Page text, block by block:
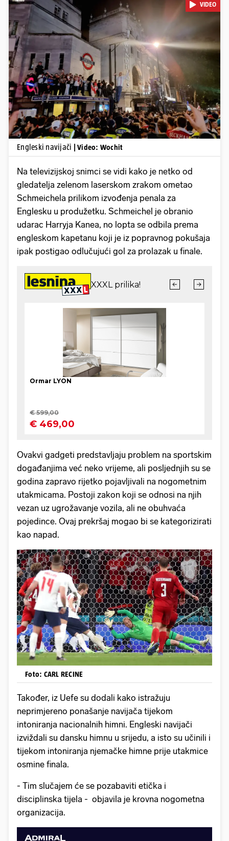
Pokretanje videa...
VIDEO
Engleski navijači | Video: Wochit
Na televizijskoj snimci se vidi kako je netko od
gledatelja zelenom laserskom zrakom ometao
Schmeichela prilikom izvođenja penala za
Englesku u produžetku. Schmeichel je obranio
udarac Harryja Kanea, no lopta se odbila prema
engleskom kapetanu koji je iz popravnog pokušaja
ipak postigao odlučujući gol za prolazak u finale.
Ovakvi gadgeti predstavljaju problem na sportskim
događanjima već neko vrijeme, ali posljednjih su se
godina zapravo rijetko pojavljivali na nogometnim
utakmicama. Postoji zakon koji se odnosi na njih
vezan uz ugrožavanje vozila, ali ne obuhvaća
pojedince. Ovaj prekršaj mogao bi se kategorizirati
kao napad.
Foto: CARL RECINE
Također, iz Uefe su dodali kako istražuju
neprimjereno ponašanje navijača tijekom
intoniranja nacionalnih himni. Engleski navijači
izviždali su dansku himnu u srijedu, a isto su učinili i
tijekom intoniranja njemačke himne prije utakmice
osmine finala.
- Tim slučajem će se pozabaviti etička i
disciplinska tijela - objavila je krovna nogometna
organizacija.